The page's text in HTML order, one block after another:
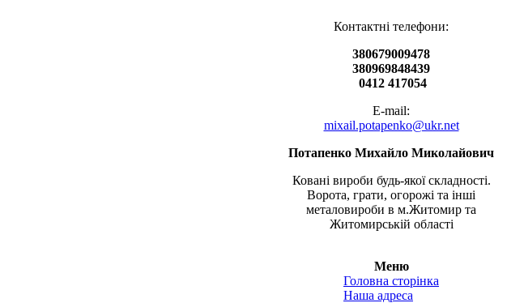
Контактні телефони:
380679009478
380969848439
0412 417054
E-mail:
mixail.potapenko@ukr.net
Потапенко Михайло Миколайович
Ковані вироби будь-якої складності.
Ворота, грати, огорожі та інші
металовироби в м.Житомир та
Житомирській області
Меню
Головна сторінка
Наша адреса